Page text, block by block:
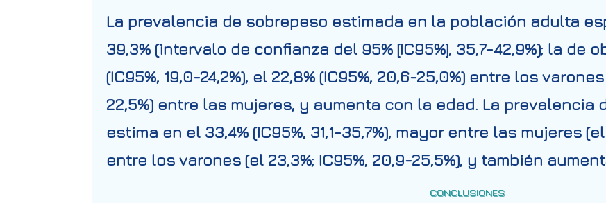
La prevalencia de sobrepeso estimada en la población adulta
39,3% (intervalo de confianza del 95% [IC95%], 35,7-42,9%); la de
(IC95%, 19,0-24,2%), el 22,8% (IC95%, 20,6-25,0%) entre los
22,5%) entre las mujeres, y aumenta con la edad. La prevalencia
estima en el 33,4% (IC95%, 31,1-35,7%), mayor entre las mujeres (el
entre los varones (el 23,3%; IC95%, 20,9-25,5%), y también
CONCLUSIONES